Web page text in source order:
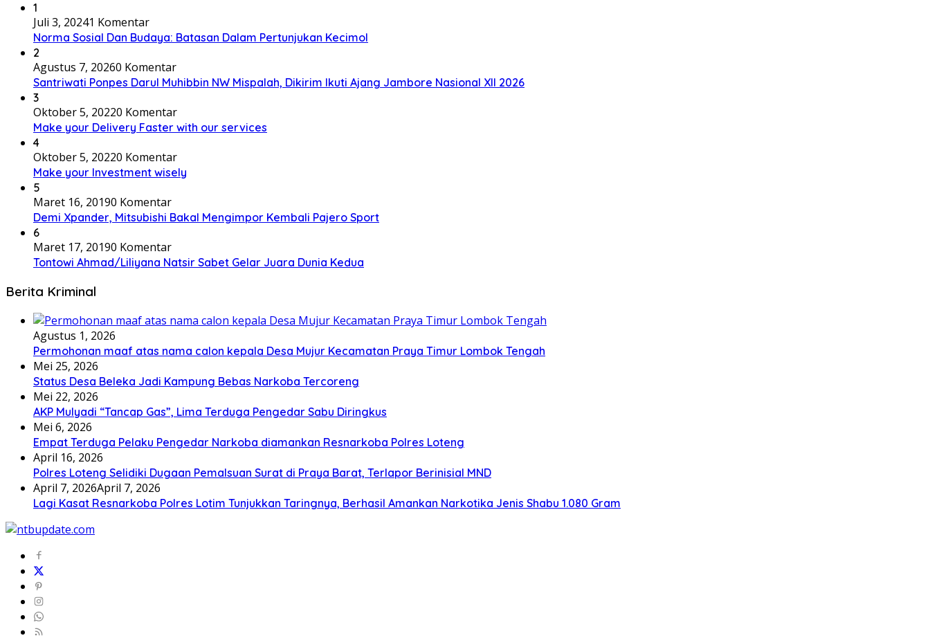
1
Juli 3, 20241 Komentar
Norma Sosial Dan Budaya: Batasan Dalam Pertunjukan Kecimol
2
Agustus 7, 20260 Komentar
Santriwati Ponpes Darul Muhibbin NW Mispalah, Dikirim Ikuti Ajang Jambore Nasional XII 2026
3
Oktober 5, 20220 Komentar
Make your Delivery Faster with our services
4
Oktober 5, 20220 Komentar
Make your Investment wisely
5
Maret 16, 20190 Komentar
Demi Xpander, Mitsubishi Bakal Mengimpor Kembali Pajero Sport
6
Maret 17, 20190 Komentar
Tontowi Ahmad/Liliyana Natsir Sabet Gelar Juara Dunia Kedua
Berita Kriminal
Agustus 1, 2026
Permohonan maaf atas nama calon kepala Desa Mujur Kecamatan Praya Timur Lombok Tengah
Mei 25, 2026
Status Desa Beleka Jadi ‎Kampung Bebas Narkoba Tercoreng
Mei 22, 2026
AKP Mulyadi “Tancap Gas”, Lima Terduga Pengedar Sabu Diringkus
Mei 6, 2026
Empat Terduga Pelaku Pengedar Narkoba diamankan Resnarkoba Polres Loteng
April 16, 2026
Polres Loteng Selidiki Dugaan Pemalsuan Surat di Praya Barat, Terlapor Berinisial MND
April 7, 2026April 7, 2026
Lagi Kasat Resnarkoba Polres Lotim Tunjukkan Taringnya, Berhasil Amankan Narkotika Jenis Shabu 1.080 Gram